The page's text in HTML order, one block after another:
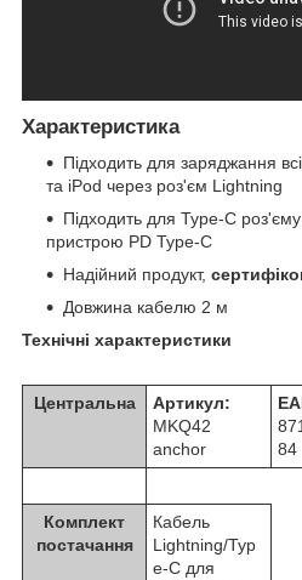
Характеристика
Підходить для заряджання
та iPod через роз'єм Lightning
Підходить для Type-C
пристрою PD Type-C
Надійний продукт,
Довжина кабелю 2 м
Технічні характеристики
Центральна
Артикул:
MKQ42
anchor
84
Комплект
постачання
Кабель
Lightning/Typ
e-C для